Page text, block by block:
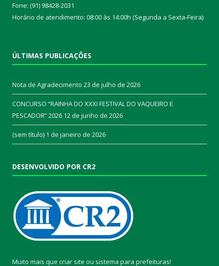
Fone: (91) 98428-2031
Horário de atendimento: 08:00 às 14:00h (Segunda a Sexta-Feira)
ÚLTIMAS PUBLICAÇÕES
Nota de Agradecimento 23 de julho de 2026
CONCURSO “RAINHA DO XXXI FESTIVAL DO VAQUEIRO E
PESCADOR” 2026 12 de junho de 2026
(sem título) 1 de janeiro de 2026
DESENVOLVIDO POR CR2
Muito mais que criar site ou sistema para prefeituras!